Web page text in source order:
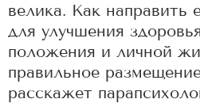
велика. Как направить
для улучшения
положения и личной
правильное
расскажет